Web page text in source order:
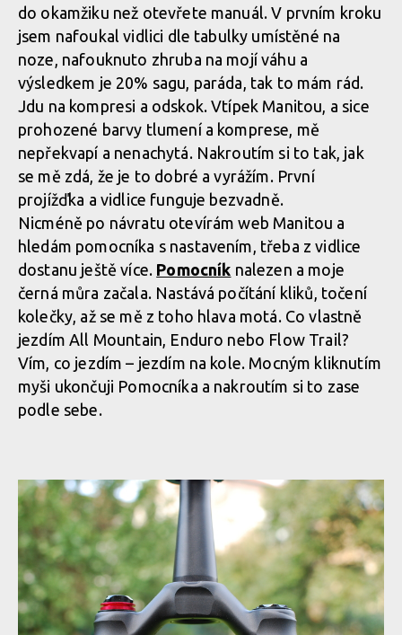
do okamžiku než otevřete manuál. V prvním kroku
jsem nafoukal vidlici dle tabulky umístěné na
noze, nafouknuto zhruba na mojí váhu a
výsledkem je 20% sagu, paráda, tak to mám rád.
Jdu na kompresi a odskok. Vtípek Manitou, a sice
prohozené barvy tlumení a komprese, mě
nepřekvapí a nenachytá. Nakroutím si to tak, jak
se mě zdá, že je to dobré a vyrážím. První
projížďka a vidlice funguje bezvadně.
Nicméně po návratu otevírám web Manitou a
hledám pomocníka s nastavením, třeba z vidlice
dostanu ještě více. Pomocník nalezen a moje
černá můra začala. Nastává počítání kliků, točení
kolečky, až se mě z toho hlava motá. Co vlastně
jezdím All Mountain, Enduro nebo Flow Trail?
Vím, co jezdím – jezdím na kole. Mocným kliknutím
myši ukončuji Pomocníka a nakroutím si to zase
podle sebe.